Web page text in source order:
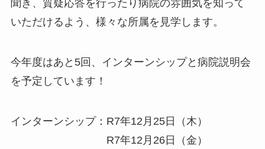
聞き、質疑応答を行ったり病院の雰囲気を知って
いただけるよう、様々な所属を見学します。
今年度はあと5回、インターンシップと病院説明会
を予定しています！
インターンシップ： R7年12月25日（木）
R7年12月26日（金）